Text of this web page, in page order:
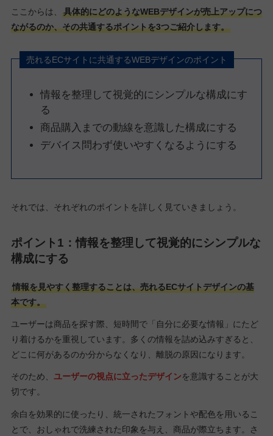
ここからは、
具体的にどのようなWEBデザインが売上アップにつ
ながるのか、その共通するポイントを3つご紹介します。
売れるECサイトに共通するWEBデザインのポイント
情報を整理して視覚的にシンプルな構成にす
る
商品購入までの動線を意識した構成にする
デバイス問わず使いやすくなるようにする
それでは、それぞれのポイントを詳しく見ていきましょう。
ポイント1：情報を整理して視覚的にシンプルな
構成にする
情報を見やすく整理することは、売れるECサイトデザインの基
本です。
ユーザーは商品を探す際、短時間で「自分に必要な情報」にたど
り着けるかを重視しています。多くの情報を詰め込みすぎると、
どこに何があるのか分からなくなり、離脱の原因になります。
そのため、 ユーザーの視点に立ったデザインを意識することが大
切です。
余白を効果的に使ったり、統一されたフォントや配色を用いるこ
とで、おしゃれで洗練された印象を与え、商品が際立ちます。さ